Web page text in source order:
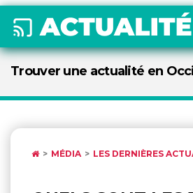
Trouver une actualité en
MÉDIA LES DERNIÈRES